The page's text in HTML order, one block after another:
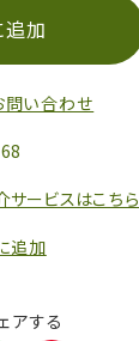
追加
い合わせ
サービスはこちら
追加
アする